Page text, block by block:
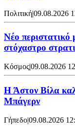
Πολιτική|09.08.2026
Νέο
στόχαστρο
Κόσμος|09.08.2026
Η Άστον Βίλα
Μπάγερν
Γήπεδο|09.08.2026